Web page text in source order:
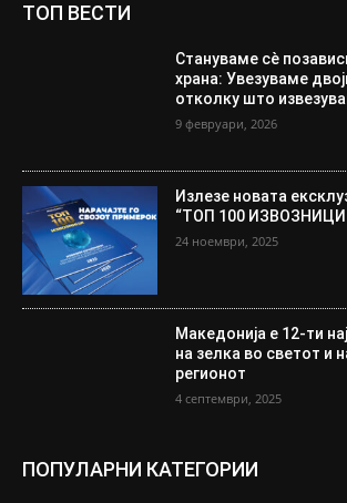
ТОП ВЕСТИ
Стануваме сè
храна: Увезуваме
отколку што
9 февруари, 2026
Излезе новата
“ТОП 100 ИЗВОЗНИЦИ
24 ноември, 2025
Македонија е 12-ти
на зелка во светот и
регионот
4 септември, 2025
ПОПУЛАРНИ КАТЕГОРИИ